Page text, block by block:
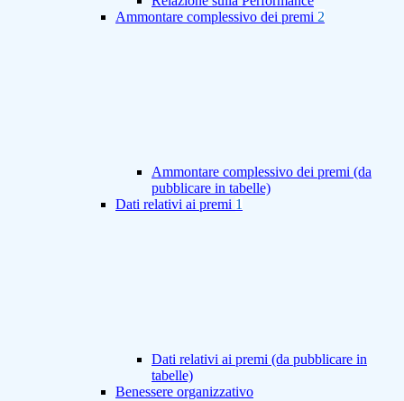
Ammontare complessivo dei premi 2
Ammontare complessivo dei premi (da
pubblicare in tabelle)
Dati relativi ai premi 1
Dati relativi ai premi (da pubblicare in
tabelle)
Benessere organizzativo